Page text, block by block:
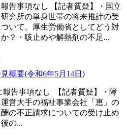
報告事項なし 【記者質疑】・国立
究所の単身世帯の将来推計の受
いて、厚生労働省としてどう対
？・咳止めや解熱剤の不足...
概要(令和6年5月14日)
報告事項なし 【記者質疑】・障
営大手の福祉事業会社「恵」の
の不正請求についての受け止め
の...